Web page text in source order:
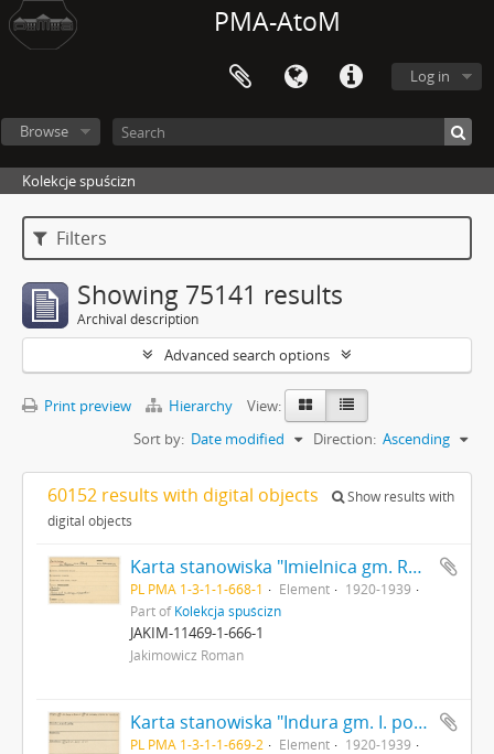
PMA-AtoM
Log in
Browse
Kolekcje spuścizn
Filters
Showing 75141 results
Archival description
Advanced search options
Print preview Hierarchy
View:
Sort by: Date modified Direction: Ascending
60152 results with digital objects
Show results with
digital objects
Karta stanowiska "Imielnica gm. Rogozino pow. Płock woj. Warszawa" (druk rękopis) - strona 1
PL PMA 1-3-1-1-668-1 Element
1920-1939
Part ofKolekcja spuścizn
JAKIM-11469-1-666-1
Jakimowicz Roman
Karta stanowiska "Indura gm. I. pow. grodzieński woj. białostockie" (druk rękopis) - strona 2
PL PMA 1-3-1-1-669-2 Element
1920-1939